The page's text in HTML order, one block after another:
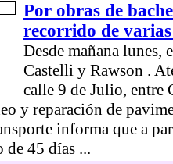
Por obras de
recorrido de
Desde mañana lunes,
Castelli y Rawson .
calle 9 de Julio, entre
y reparación de
informa que a
45 días ...